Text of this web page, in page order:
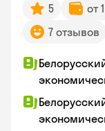
5 от
7 отзывов